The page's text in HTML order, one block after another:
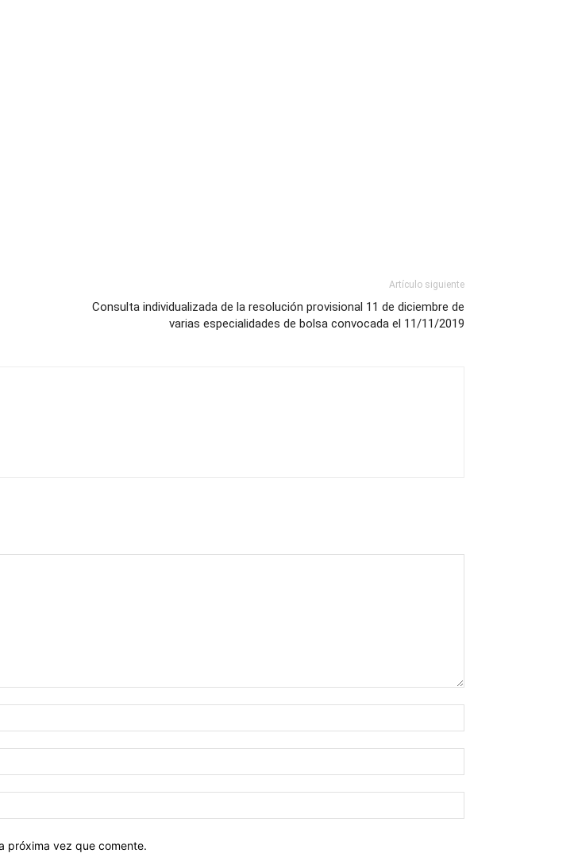
Artículo siguiente
Consulta individualizada de la resolución provisional 11 de diciembre de
varias especialidades de bolsa convocada el 11/11/2019
próxima vez que comente.